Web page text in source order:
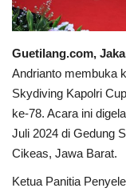
Pekerja Migran
Ekonomi
Pendidikan
Informasi
Olahraga
Guetilang.com,
Andrianto membuka
Skydiving Kapolri
ke-78. Acara ini
Juli 2024 di Gedung
Cikeas, Jawa Barat.
Ketua Panitia